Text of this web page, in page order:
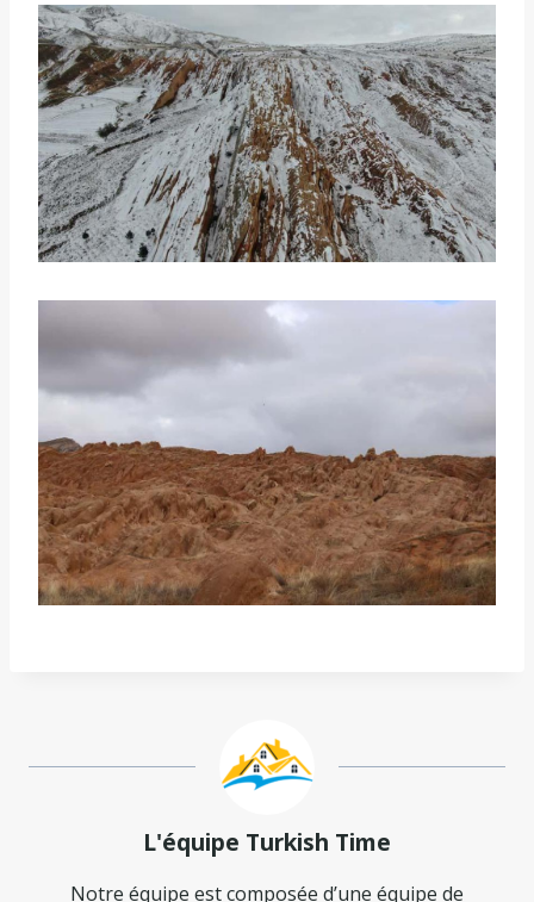
L'équipe Turkish Time
Notre équipe est composée d’une équipe de